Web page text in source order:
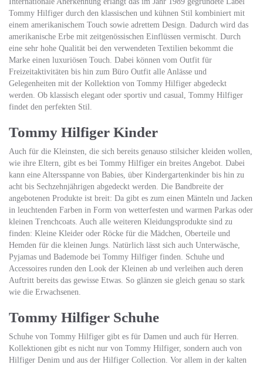
Tommy Hilfiger durch den klassischen und kühnen Stil kombiniert mit
einem amerikanischem Touch sowie adrettem Design. Dadurch wird das
amerikanische Erbe mit zeitgenössischen Einflüssen vermischt. Durch
eine sehr hohe Qualität bei den verwendeten Textilien bekommt die
Marke einen luxuriösen Touch. Dabei können vom Outfit für
Freizeitaktivitäten bis hin zum Büro Outfit alle Anlässe und
Gelegenheiten mit der Kollektion von Tommy Hilfiger abgedeckt
werden. Ob klassisch elegant oder sportiv und casual, Tommy Hilfiger
findet den perfekten Stil.
Tommy Hilfiger Kinder
Auch für die Kleinsten, die sich bereits genauso stilsicher kleiden wollen,
wie ihre Eltern, gibt es bei Tommy Hilfiger ein breites Angebot. Dabei
kann eine Altersspanne von Babies, über Kindergartenkinder bis hin zu
acht bis Sechzehnjährigen abgedeckt werden. Die Bandbreite der
angebotenen Produkte ist breit: Da gibt es zum einen Mänteln und Jacken
in leuchtenden Farben in Form von wetterfesten und warmen Parkas oder
kleinen Trenchcoats. Auch alle weiteren Kleidungsprodukte sind zu
finden: Kleine Kleider oder Röcke für die Mädchen, Oberteile und
Hemden für die kleinen Jungs. Natürlich lässt sich auch Unterwäsche,
Pyjamas und Bademode bei Tommy Hilfiger finden. Schuhe und
Accessoires runden den Look der Kleinen ab und verleihen auch deren
Auftritt bereits das gewisse Etwas. So glänzen sie gleich genau so stark
wie die Erwachsenen.
Tommy Hilfiger Schuhe
Schuhe von Tommy Hilfiger gibt es für Damen und auch für Herren.
Kollektionen gibt es nicht nur von Tommy Hilfiger, sondern auch von
Hilfiger Denim und aus der Hilfiger Collection. Vor allem in der kalten